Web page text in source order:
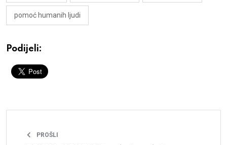
pomoć humanih ljudi
Podijeli:
PROŠLI